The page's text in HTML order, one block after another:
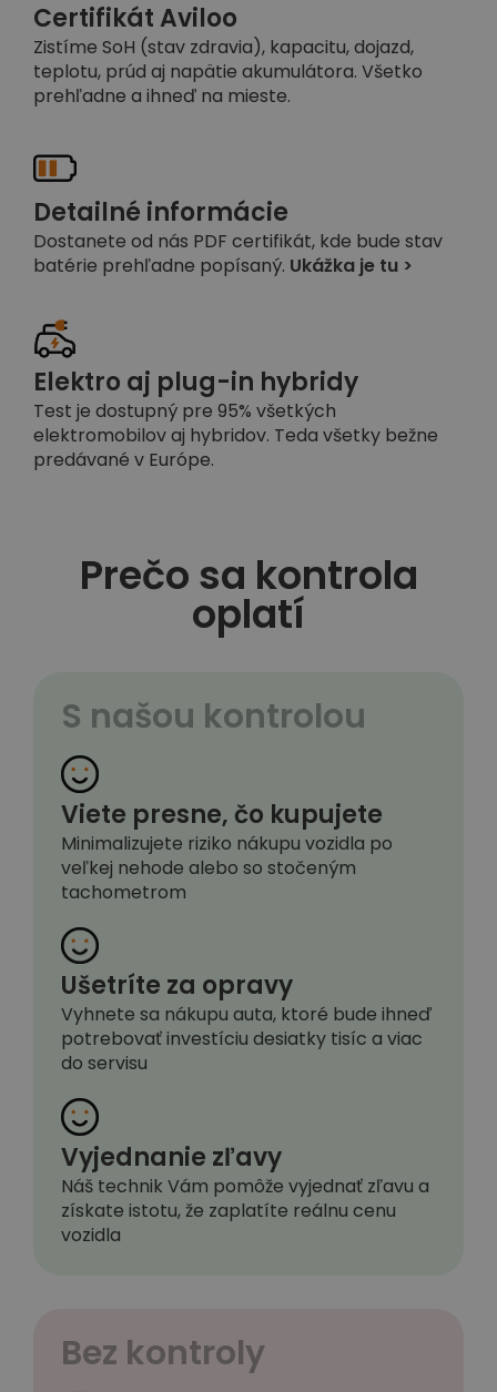
Certifikát Aviloo
Zistíme SoH (stav zdravia), kapacitu, dojazd,
teplotu, prúd aj napätie akumulátora. Všetko
prehľadne a ihneď na mieste.
Detailné informácie
Dostanete od nás PDF certifikát, kde bude stav
batérie prehľadne popísaný. Ukážka je tu >
Elektro aj plug-in hybridy
Test je dostupný pre 95% všetkých
elektromobilov aj hybridov. Teda všetky bežne
predávané v Európe.
Prečo sa kontrola
oplatí
S našou kontrolou
Viete presne, čo kupujete
Minimalizujete riziko nákupu vozidla po
veľkej nehode alebo so stočeným
tachometrom
Ušetríte za opravy
Vyhnete sa nákupu auta, ktoré bude ihneď
potrebovať investíciu desiatky tisíc a viac
do servisu
Vyjednanie zľavy
Náš technik Vám pomôže vyjednať zľavu a
získate istotu, že zaplatíte reálnu cenu
vozidla
Bez kontroly